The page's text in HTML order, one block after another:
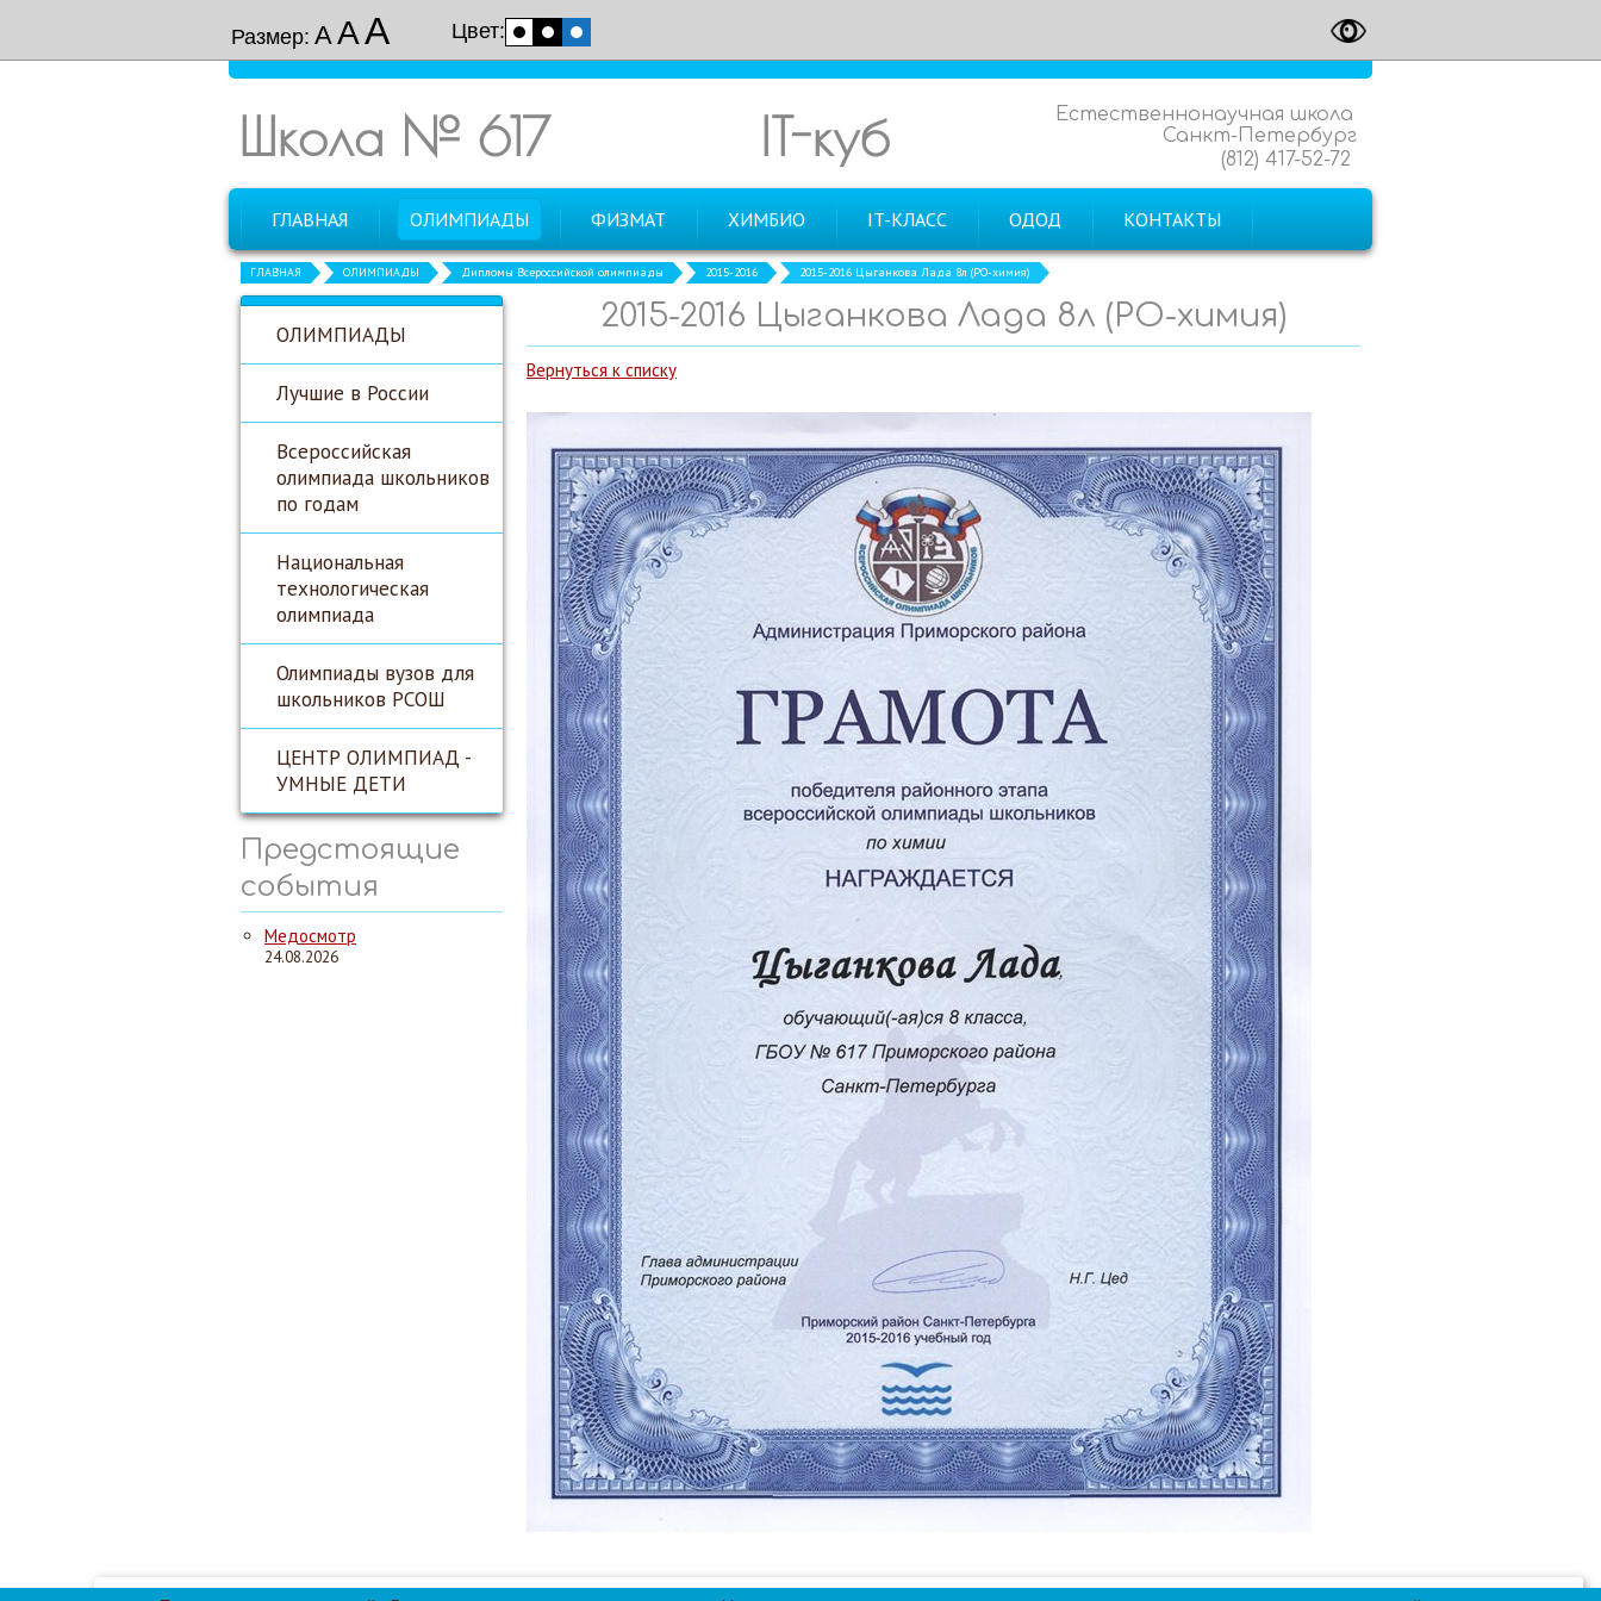
Размер: ААА Цвет:
Школа № 617
Естественнонаучная школа
Санкт-Петербург
(812) 417-52-72
IT-куб
ГЛАВНАЯ ОЛИМПИАДЫ ФИЗМАТ ХИМБИО IT-КЛАСС ОДОД КОНТАКТЫ
ГЛАВНАЯ ОЛИМПИАДЫ Дипломы Всероссийской олимпиады 2015-2016 2015-2016 Цыганкова Лада 8л (РО-химия)
ОЛИМПИАДЫ
Лучшие в России
Всероссийская
олимпиада школьников
по годам
Национальная
технологическая
олимпиада
Олимпиады вузов для
школьников РСОШ
ЦЕНТР ОЛИМПИАД -
УМНЫЕ ДЕТИ
Предстоящие
события
Медосмотр
24.08.2026
2015-2016 Цыганкова Лада 8л (РО-химия)
Вернуться к списку